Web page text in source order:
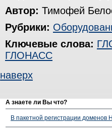
Автор: Тимофей
Рубрики:
Ключевые слова:
ГЛОНАСС
наверх
А знаете ли Вы что?
В пакетной регистрации доменов